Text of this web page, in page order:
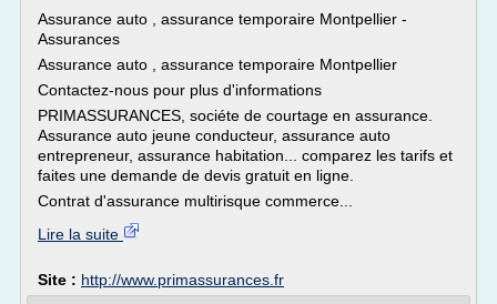
Assurance auto , assurance temporaire Montpellier -
Assurances
Assurance auto , assurance temporaire Montpellier
Contactez-nous pour plus d'informations
PRIMASSURANCES, sociéte de courtage en assurance.
Assurance auto jeune conducteur, assurance auto
entrepreneur, assurance habitation... comparez les tarifs et
faites une demande de devis gratuit en ligne.
Contrat d'assurance multirisque commerce...
Lire la suite
Site : http://www.primassurances.fr